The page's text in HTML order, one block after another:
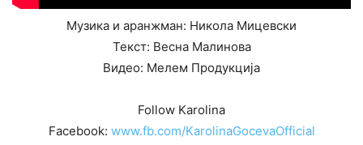
Музика и аранжман: Никола Мицевски
Текст: Весна Малинова
Видео: Мелем Продукција
Follow Karolina
Facebook: www.fb.com/KarolinaGocevaOfficial